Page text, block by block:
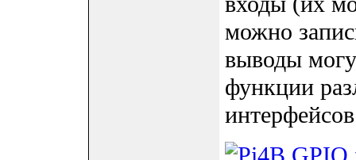
можно
выводы
функции